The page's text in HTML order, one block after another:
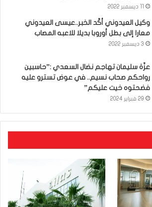
وكيل العيدوني أكّد الخبر..عيسى العيدوني
معارا إلى بطل أوروبا بديلا للاعبه المصاب
3 ديسمبر 2022
عزّة سليمان تهاجم نضال السعدي :”حاسبين
رواحكم صحاب نسيم.. في عوض تسترو عليه
فضحتوه خيت عليكم”
29 فبراير 2024